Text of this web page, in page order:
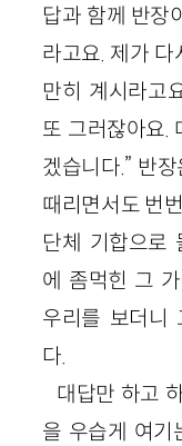
답과 함께 반장
라고요. 제가
만히 계시라고
또 그러잖아요.
겠습니다.” 반
때리면서도 번
단체 기합으로
에 좀먹힌 그
우리를 보더니
다.
대답만 하고
을 우습게 여기